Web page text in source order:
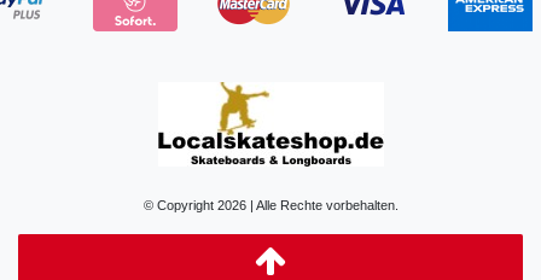
© Copyright 2026 | Alle Rechte vorbehalten.